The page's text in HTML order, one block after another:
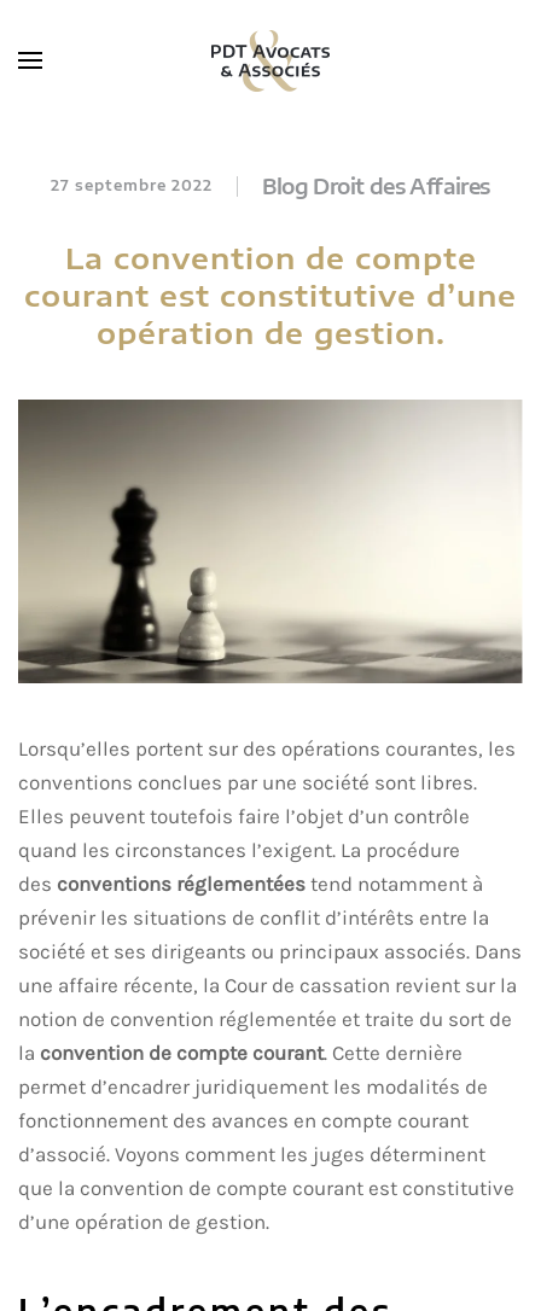
Skip to main content
27 septembre 2022 Blog Droit des Affaires
La convention de compte
courant est constitutive d’une
opération de gestion.
Lorsqu’elles portent sur des opérations courantes, les
conventions conclues par une société sont libres.
Elles peuvent toutefois faire l’objet d’un contrôle
quand les circonstances l’exigent. La procédure
des conventions réglementées tend notamment à
prévenir les situations de conflit d’intérêts entre la
société et ses dirigeants ou principaux associés. Dans
une affaire récente, la Cour de cassation revient sur la
notion de convention réglementée et traite du sort de
la convention de compte courant. Cette dernière
permet d’encadrer juridiquement les modalités de
fonctionnement des avances en compte courant
d’associé. Voyons comment les juges déterminent
que la convention de compte courant est constitutive
d’une opération de gestion.